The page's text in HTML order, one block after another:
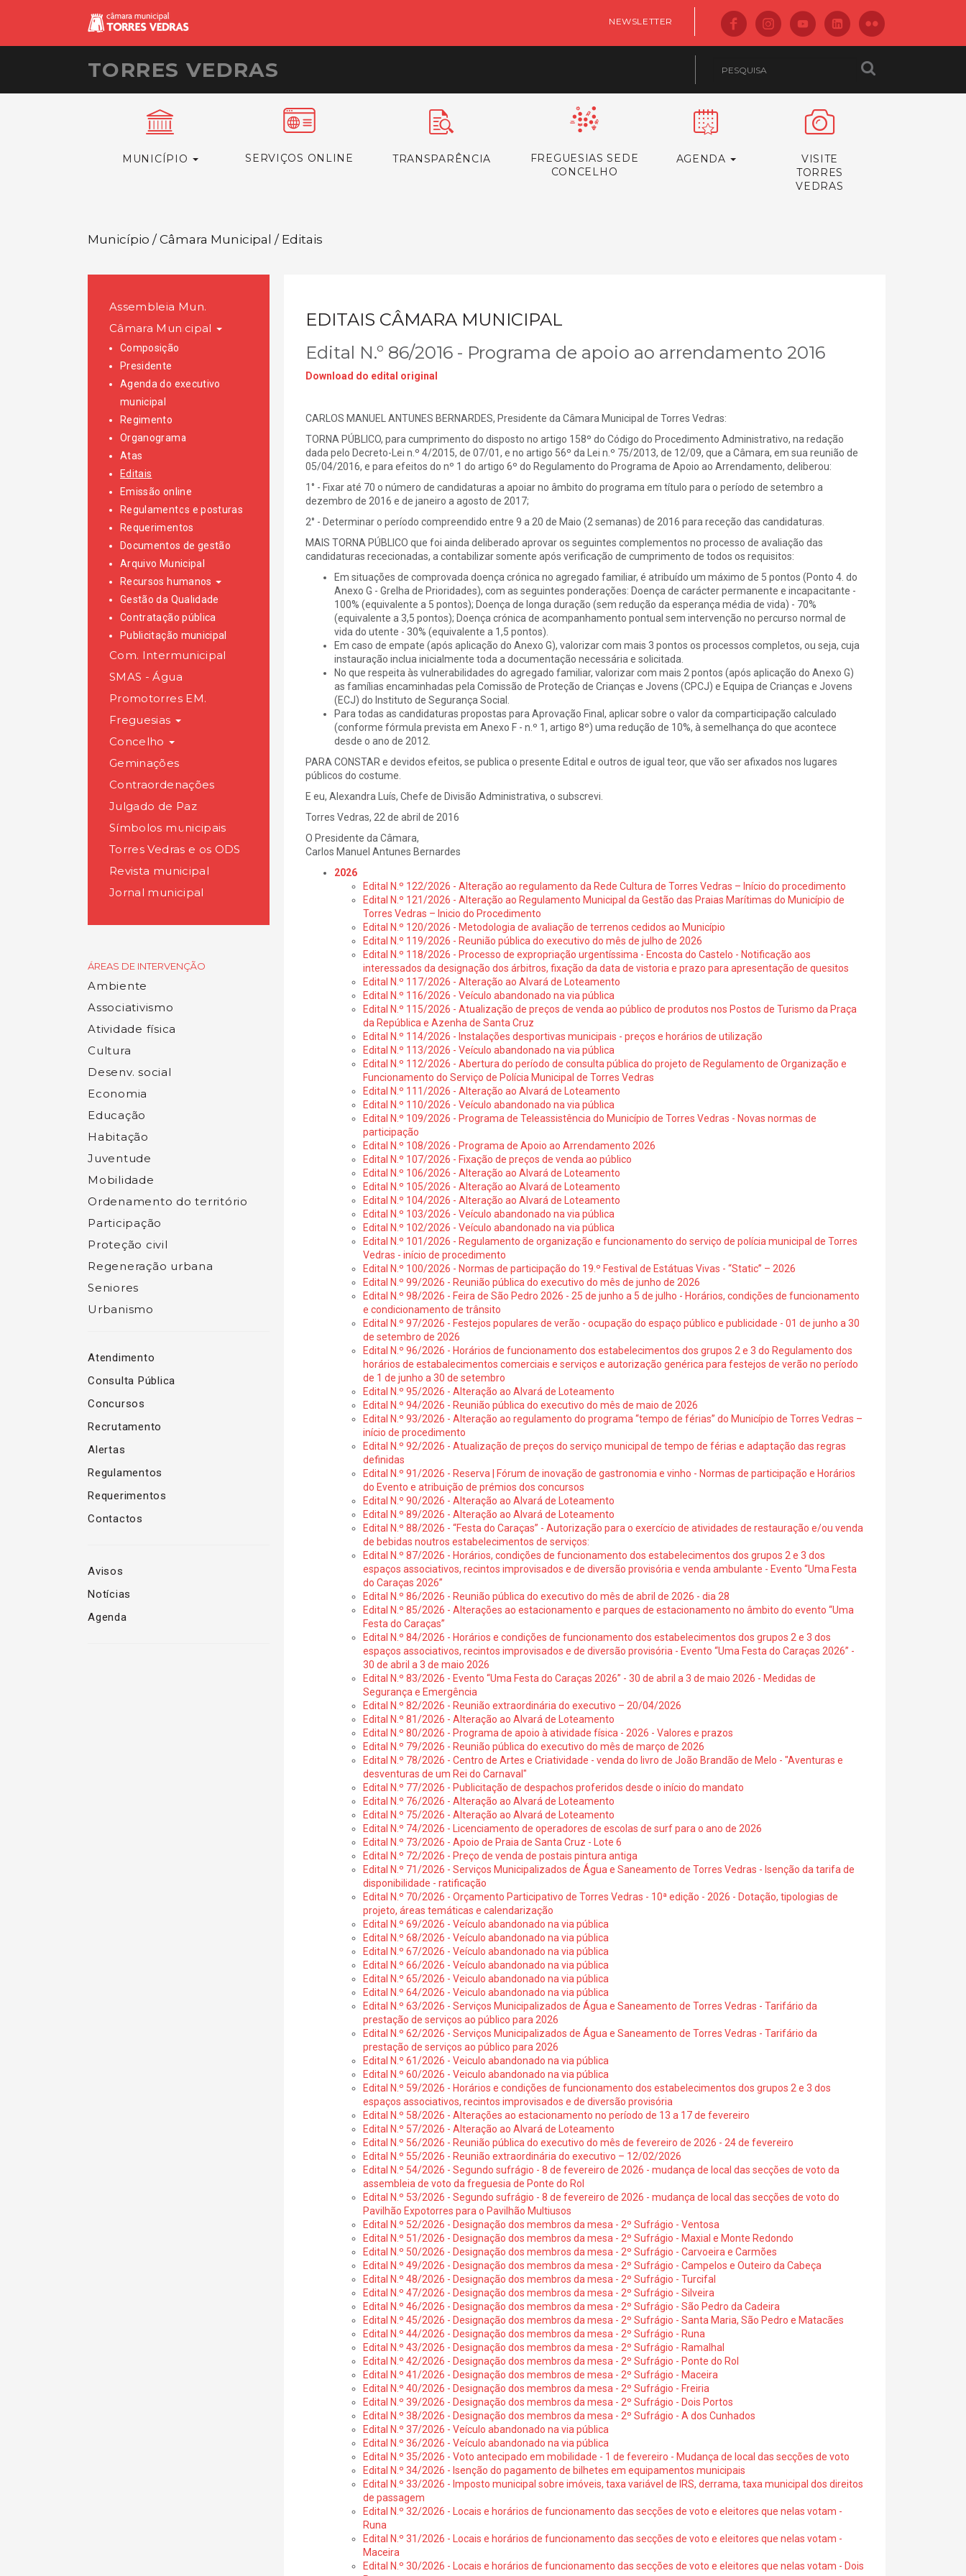
NEWSLETTER
TORRES VEDRAS
MUNICÍPIO SERVIÇOS ONLINE TRANSPARÊNCIA
FREGUESIAS SEDE
CONCELHO
AGENDA
VISITE
TORRES
VEDRAS
Município / Câmara Municipal / Editais
Assembleia Mun.
Câmara Municipal
Composição
Presidente
Agenda do executivo
municipal
Regimento
Organograma
Atas
Editais
Emissão online
Regulamentos e posturas
Requerimentos
Documentos de gestão
Arquivo Municipal
Recursos humanos
Gestão da Qualidade
Contratação pública
Publicitação municipal
Com. Intermunicipal
SMAS - Água
Promotorres EM.
Freguesias
Concelho
Geminações
Contraordenações
Julgado de Paz
Símbolos municipais
Torres Vedras e os ODS
Revista municipal
Jornal municipal
ÁREAS DE INTERVENÇÃO
Ambiente
Associativismo
Atividade física
Cultura
Desenv. social
Economia
Educação
Habitação
Juventude
Mobilidade
Ordenamento do território
Participação
Proteção civil
Regeneração urbana
Seniores
Urbanismo
Atendimento
Consulta Pública
Concursos
Recrutamento
Alertas
Regulamentos
Requerimentos
Contactos
Avisos
Notícias
Agenda
EDITAIS CÂMARA MUNICIPAL
Edital N.º 86/2016 - Programa de apoio ao arrendamento 2016
Download do edital original
CARLOS MANUEL ANTUNES BERNARDES, Presidente da Câmara Municipal de Torres Vedras:
TORNA PÚBLICO, para cumprimento do disposto no artigo 158º do Código do Procedimento Administrativo, na redação
dada pelo Decreto-Lei n.º 4/2015, de 07/01, e no artigo 56º da Lei n.º 75/2013, de 12/09, que a Câmara, em sua reunião de
05/04/2016, e para efeitos do nº 1 do artigo 6º do Regulamento do Programa de Apoio ao Arrendamento, deliberou:
1° - Fixar até 70 o número de candidaturas a apoiar no âmbito do programa em título para o período de setembro a
dezembro de 2016 e de janeiro a agosto de 2017;
2° - Determinar o período compreendido entre 9 a 20 de Maio (2 semanas) de 2016 para receção das candidaturas.
MAIS TORNA PÚBLICO que foi ainda deliberado aprovar os seguintes complementos no processo de avaliação das
candidaturas rececionadas, a contabilizar somente após verificação de cumprimento de todos os requisitos:
Em situações de comprovada doença crónica no agregado familiar, é atribuído um máximo de 5 pontos (Ponto 4. do
Anexo G - Grelha de Prioridades), com as seguintes ponderações: Doença de carácter permanente e incapacitante -
100% (equivalente a 5 pontos); Doença de longa duração (sem redução da esperança média de vida) - 70%
(equivalente a 3,5 pontos); Doença crónica de acompanhamento pontual sem intervenção no percurso normal de
vida do utente - 30% (equivalente a 1,5 pontos).
Em caso de empate (após aplicação do Anexo G), valorizar com mais 3 pontos os processos completos, ou seja, cuja
instauração inclua inicialmente toda a documentação necessária e solicitada.
No que respeita às vulnerabilidades do agregado familiar, valorizar com mais 2 pontos (após aplicação do Anexo G)
as famílias encaminhadas pela Comissão de Proteção de Crianças e Jovens (CPCJ) e Equipa de Crianças e Jovens
(ECJ) do Instituto de Segurança Social.
Para todas as candidaturas propostas para Aprovação Final, aplicar sobre o valor da comparticipação calculado
(conforme fórmula prevista em Anexo F - n.º 1, artigo 8º) uma redução de 10%, à semelhança do que acontece
desde o ano de 2012.
PARA CONSTAR e devidos efeitos, se publica o presente Edital e outros de igual teor, que vão ser afixados nos lugares
públicos do costume.
E eu, Alexandra Luís, Chefe de Divisão Administrativa, o subscrevi.
Torres Vedras, 22 de abril de 2016
O Presidente da Câmara,
Carlos Manuel Antunes Bernardes
2026
Edital N.º 122/2026 - Alteração ao regulamento da Rede Cultura de Torres Vedras – Início do procedimento
Edital N.º 121/2026 - Alteração ao Regulamento Municipal da Gestão das Praias Marítimas do Município de
Torres Vedras – Inicio do Procedimento
Edital N.º 120/2026 - Metodologia de avaliação de terrenos cedidos ao Município
Edital N.º 119/2026 - Reunião pública do executivo do mês de julho de 2026
Edital N.º 118/2026 - Processo de expropriação urgentíssima - Encosta do Castelo - Notificação aos
interessados da designação dos árbitros, fixação da data de vistoria e prazo para apresentação de quesitos
Edital N.º 117/2026 - Alteração ao Alvará de Loteamento
Edital N.º 116/2026 - Veículo abandonado na via pública
Edital N.º 115/2026 - Atualização de preços de venda ao público de produtos nos Postos de Turismo da Praça
da República e Azenha de Santa Cruz
Edital N.º 114/2026 - Instalações desportivas municipais - preços e horários de utilização
Edital N.º 113/2026 - Veículo abandonado na via pública
Edital N.º 112/2026 - Abertura do período de consulta pública do projeto de Regulamento de Organização e
Funcionamento do Serviço de Polícia Municipal de Torres Vedras
Edital N.º 111/2026 - Alteração ao Alvará de Loteamento
Edital N.º 110/2026 - Veículo abandonado na via pública
Edital N.º 109/2026 - Programa de Teleassistência do Município de Torres Vedras - Novas normas de
participação
Edital N.º 108/2026 - Programa de Apoio ao Arrendamento 2026
Edital N.º 107/2026 - Fixação de preços de venda ao público
Edital N.º 106/2026 - Alteração ao Alvará de Loteamento
Edital N.º 105/2026 - Alteração ao Alvará de Loteamento
Edital N.º 104/2026 - Alteração ao Alvará de Loteamento
Edital N.º 103/2026 - Veículo abandonado na via pública
Edital N.º 102/2026 - Veículo abandonado na via pública
Edital N.º 101/2026 - Regulamento de organização e funcionamento do serviço de polícia municipal de Torres
Vedras - início de procedimento
Edital N.º 100/2026 - Normas de participação do 19.º Festival de Estátuas Vivas - “Static” – 2026
Edital N.º 99/2026 - Reunião pública do executivo do mês de junho de 2026
Edital N.º 98/2026 - Feira de São Pedro 2026 - 25 de junho a 5 de julho - Horários, condições de funcionamento
e condicionamento de trânsito
Edital N.º 97/2026 - Festejos populares de verão - ocupação do espaço público e publicidade - 01 de junho a 30
de setembro de 2026
Edital N.º 96/2026 - Horários de funcionamento dos estabelecimentos dos grupos 2 e 3 do Regulamento dos
horários de estabalecimentos comerciais e serviços e autorização genérica para festejos de verão no período
de 1 de junho a 30 de setembro
Edital N.º 95/2026 - Alteração ao Alvará de Loteamento
Edital N.º 94/2026 - Reunião pública do executivo do mês de maio de 2026
Edital N.º 93/2026 - Alteração ao regulamento do programa “tempo de férias” do Município de Torres Vedras –
início de procedimento
Edital N.º 92/2026 - Atualização de preços do serviço municipal de tempo de férias e adaptação das regras
definidas
Edital N.º 91/2026 - Reserva | Fórum de inovação de gastronomia e vinho - Normas de participação e Horários
do Evento e atribuição de prémios dos concursos
Edital N.º 90/2026 - Alteração ao Alvará de Loteamento
Edital N.º 89/2026 - Alteração ao Alvará de Loteamento
Edital N.º 88/2026 - “Festa do Caraças” - Autorização para o exercício de atividades de restauração e/ou venda
de bebidas noutros estabelecimentos de serviços:
Edital N.º 87/2026 - Horários, condições de funcionamento dos estabelecimentos dos grupos 2 e 3 dos
espaços associativos, recintos improvisados e de diversão provisória e venda ambulante - Evento “Uma Festa
do Caraças 2026”
Edital N.º 86/2026 - Reunião pública do executivo do mês de abril de 2026 - dia 28
Edital N.º 85/2026 - Alterações ao estacionamento e parques de estacionamento no âmbito do evento “Uma
Festa do Caraças”
Edital N.º 84/2026 - Horários e condições de funcionamento dos estabelecimentos dos grupos 2 e 3 dos
espaços associativos, recintos improvisados e de diversão provisória - Evento “Uma Festa do Caraças 2026” -
30 de abril a 3 de maio 2026
Edital N.º 83/2026 - Evento “Uma Festa do Caraças 2026” - 30 de abril a 3 de maio 2026 - Medidas de
Segurança e Emergência
Edital N.º 82/2026 - Reunião extraordinária do executivo – 20/04/2026
Edital N.º 81/2026 - Alteração ao Alvará de Loteamento
Edital N.º 80/2026 - Programa de apoio à atividade física - 2026 - Valores e prazos
Edital N.º 79/2026 - Reunião pública do executivo do mês de março de 2026
Edital N.º 78/2026 - Centro de Artes e Criatividade - venda do livro de João Brandão de Melo - "Aventuras e
desventuras de um Rei do Carnaval"
Edital N.º 77/2026 - Publicitação de despachos proferidos desde o início do mandato
Edital N.º 76/2026 - Alteração ao Alvará de Loteamento
Edital N.º 75/2026 - Alteração ao Alvará de Loteamento
Edital N.º 74/2026 - Licenciamento de operadores de escolas de surf para o ano de 2026
Edital N.º 73/2026 - Apoio de Praia de Santa Cruz - Lote 6
Edital N.º 72/2026 - Preço de venda de postais pintura antiga
Edital N.º 71/2026 - Serviços Municipalizados de Água e Saneamento de Torres Vedras - Isenção da tarifa de
disponibilidade - ratificação
Edital N.º 70/2026 - Orçamento Participativo de Torres Vedras - 10ª edição - 2026 - Dotação, tipologias de
projeto, áreas temáticas e calendarização
Edital N.º 69/2026 - Veículo abandonado na via pública
Edital N.º 68/2026 - Veículo abandonado na via pública
Edital N.º 67/2026 - Veículo abandonado na via pública
Edital N.º 66/2026 - Veículo abandonado na via pública
Edital N.º 65/2026 - Veiculo abandonado na via pública
Edital N.º 64/2026 - Veiculo abandonado na via pública
Edital N.º 63/2026 - Serviços Municipalizados de Água e Saneamento de Torres Vedras - Tarifário da
prestação de serviços ao público para 2026
Edital N.º 62/2026 - Serviços Municipalizados de Água e Saneamento de Torres Vedras - Tarifário da
prestação de serviços ao público para 2026
Edital N.º 61/2026 - Veiculo abandonado na via pública
Edital N.º 60/2026 - Veiculo abandonado na via pública
Edital N.º 59/2026 - Horários e condições de funcionamento dos estabelecimentos dos grupos 2 e 3 dos
espaços associativos, recintos improvisados e de diversão provisória
Edital N.º 58/2026 - Alterações ao estacionamento no período de 13 a 17 de fevereiro
Edital N.º 57/2026 - Alteração ao Alvará de Loteamento
Edital N.º 56/2026 - Reunião pública do executivo do mês de fevereiro de 2026 - 24 de fevereiro
Edital N.º 55/2026 - Reunião extraordinária do executivo – 12/02/2026
Edital N.º 54/2026 - Segundo sufrágio - 8 de fevereiro de 2026 - mudança de local das secções de voto da
assembleia de voto da freguesia de Ponte do Rol
Edital N.º 53/2026 - Segundo sufrágio - 8 de fevereiro de 2026 - mudança de local das secções de voto do
Pavilhão Expotorres para o Pavilhão Multiusos
Edital N.º 52/2026 - Designação dos membros da mesa - 2º Sufrágio - Ventosa
Edital N.º 51/2026 - Designação dos membros da mesa - 2º Sufrágio - Maxial e Monte Redondo
Edital N.º 50/2026 - Designação dos membros da mesa - 2º Sufrágio - Carvoeira e Carmões
Edital N.º 49/2026 - Designação dos membros da mesa - 2º Sufrágio - Campelos e Outeiro da Cabeça
Edital N.º 48/2026 - Designação dos membros da mesa - 2º Sufrágio - Turcifal
Edital N.º 47/2026 - Designação dos membros da mesa - 2º Sufrágio - Silveira
Edital N.º 46/2026 - Designação dos membros da mesa - 2º Sufrágio - São Pedro da Cadeira
Edital N.º 45/2026 - Designação dos membros da mesa - 2º Sufrágio - Santa Maria, São Pedro e Matacães
Edital N.º 44/2026 - Designação dos membros da mesa - 2º Sufrágio - Runa
Edital N.º 43/2026 - Designação dos membros da mesa - 2º Sufrágio - Ramalhal
Edital N.º 42/2026 - Designação dos membros da mesa - 2º Sufrágio - Ponte do Rol
Edital N.º 41/2026 - Designação dos membros de mesa - 2º Sufrágio - Maceira
Edital N.º 40/2026 - Designação dos membros da mesa - 2º Sufrágio - Freiria
Edital N.º 39/2026 - Designação dos membros da mesa - 2º Sufrágio - Dois Portos
Edital N.º 38/2026 - Designação dos membros da mesa - 2º Sufrágio - A dos Cunhados
Edital N.º 37/2026 - Veículo abandonado na via pública
Edital N.º 36/2026 - Veículo abandonado na via pública
Edital N.º 35/2026 - Voto antecipado em mobilidade - 1 de fevereiro - Mudança de local das secções de voto
Edital N.º 34/2026 - Isenção do pagamento de bilhetes em equipamentos municipais
Edital N.º 33/2026 - Imposto municipal sobre imóveis, taxa variável de IRS, derrama, taxa municipal dos direitos
de passagem
Edital N.º 32/2026 - Locais e horários de funcionamento das secções de voto e eleitores que nelas votam -
Runa
Edital N.º 31/2026 - Locais e horários de funcionamento das secções de voto e eleitores que nelas votam -
Maceira
Edital N.º 30/2026 - Locais e horários de funcionamento das secções de voto e eleitores que nelas votam - Dois